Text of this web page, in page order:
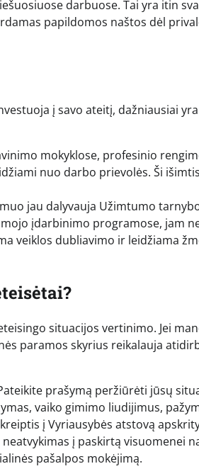
darbuose. Tai yra itin
papildomos naštos dėl
į savo ateitį, dažniausiai
mokyklose, profesinio
nuo darbo prievolės. Ši
jau dalyvauja Užimtumo
įdarbinimo programose, jam
veiklos dubliavimo ir leidžiama
situacijos vertinimo. Jei
paramos skyrius reikalauja
prašymą peržiūrėti jūsų
vaiko gimimo liudijimus,
į Vyriausybės atstovą
į paskirtą visuomenei
pašalpos mokėjimą.